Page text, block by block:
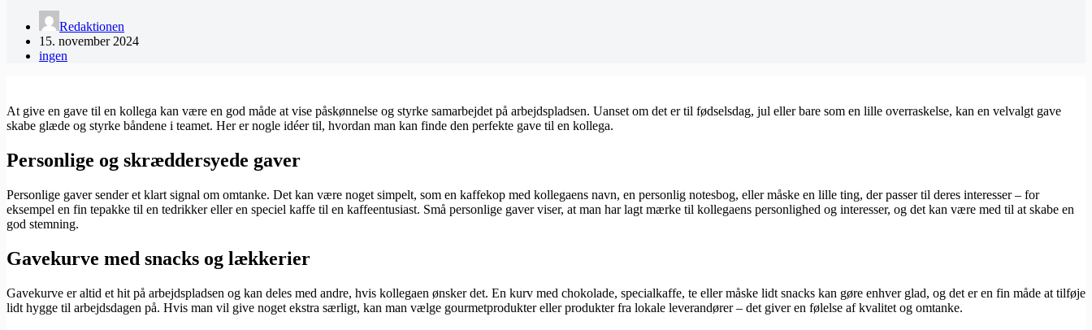
Redaktionen
15. november 2024
ingen
At give en gave til en kollega kan være en god måde at vise påskønnelse og styrke samarbejdet på arbejdspladsen. Uanset om det er til fødselsdag, jul eller bare som en lille overraskelse, kan en velvalgt gave
skabe glæde og styrke båndene i teamet. Her er nogle idéer til, hvordan man kan finde den perfekte gave til en kollega.
Personlige og skræddersyede gaver
Personlige gaver sender et klart signal om omtanke. Det kan være noget simpelt, som en kaffekop med kollegaens navn, en personlig notesbog, eller måske en lille ting, der passer til deres interesser – for
eksempel en fin tepakke til en tedrikker eller en speciel kaffe til en kaffeentusiast. Små personlige gaver viser, at man har lagt mærke til kollegaens personlighed og interesser, og det kan være med til at skabe en
god stemning.
Gavekurve med snacks og lækkerier
Gavekurve er altid et hit på arbejdspladsen og kan deles med andre, hvis kollegaen ønsker det. En kurv med chokolade, specialkaffe, te eller måske lidt snacks kan gøre enhver glad, og det er en fin måde at tilføje
lidt hygge til arbejdsdagen på. Hvis man vil give noget ekstra særligt, kan man vælge gourmetprodukter eller produkter fra lokale leverandører – det giver en følelse af kvalitet og omtanke.